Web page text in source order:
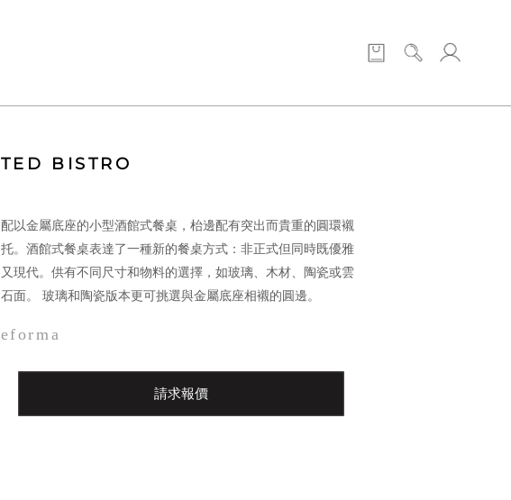
TED BISTRO
配以金屬底座的小型酒館式餐桌，枱邊配有突出而貴重的圓環襯
托。酒館式餐桌表達了一種新的餐桌方式：非正式但同時既優雅
又現代。供有不同尺寸和物料的選擇，如玻璃、木材、陶瓷或雲
石面。 玻璃和陶瓷版本更可挑選與金屬底座相襯的圓邊。
eforma